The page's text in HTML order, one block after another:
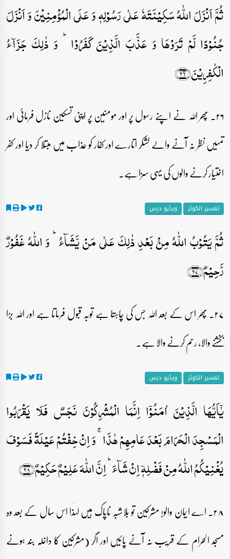
ثُمَّ اَنۡزَلَ اللّٰہُ سَکِیۡنَتَہٗ عَلٰی رَسُوۡلِہٖ وَ عَلَی الۡمُؤۡمِنِیۡنَ وَ اَنۡزَلَ
جُنُوۡدًا لَّمۡ تَرَوۡہَا وَ عَذَّبَ الَّذِیۡنَ کَفَرُوۡا ؕ وَ ذٰلِکَ جَزَآءُ
الۡکٰفِرِیۡنَ﴿۲۶﴾
۲۶۔ پھر اللہ نے اپنے رسول پر اور مومنین پر اپنی تسکین نازل فرمائی اور
تمہیں نظر نہ آنے والے لشکر اتارے اور کفار کو عذاب میں مبتلا کر دیا اور کفر
اختیار کرنے والوں کی یہی سزا ہے۔
تفسیر الکوثر ویڈیو درس
ثُمَّ یَتُوۡبُ اللّٰہُ مِنۡۢ بَعۡدِ ذٰلِکَ عَلٰی مَنۡ یَّشَآءُ ؕ وَ اللّٰہُ غَفُوۡرٌ
رَّحِیۡمٌ﴿۲۷﴾
۲۷۔ پھر اس کے بعد اللہ جس کی چاہتا ہے توبہ قبول فرماتا ہے اور اللہ بڑا
بخشنے والا، رحم کرنے والا ہے۔
تفسیر الکوثر ویڈیو درس
یٰۤاَیُّہَا الَّذِیۡنَ اٰمَنُوۡۤا اِنَّمَا الۡمُشۡرِکُوۡنَ نَجَسٌ فَلَا یَقۡرَبُوا
الۡمَسۡجِدَ الۡحَرَامَ بَعۡدَ عَامِہِمۡ ہٰذَا ۚ وَ اِنۡ خِفۡتُمۡ عَیۡلَۃً فَسَوۡفَ
یُغۡنِیۡکُمُ اللّٰہُ مِنۡ فَضۡلِہٖۤ اِنۡ شَآءَ ؕ اِنَّ اللّٰہَ عَلِیۡمٌ حَکِیۡمٌ﴿۲۸﴾
۲۸۔ اے ایمان والو! مشرکین تو بلاشبہ ناپاک ہیں لہٰذا اس سال کے بعد وہ
مسجد الحرام کے قریب نہ آنے پائیں اور اگر (مشرکین کا داخلہ بند ہونے